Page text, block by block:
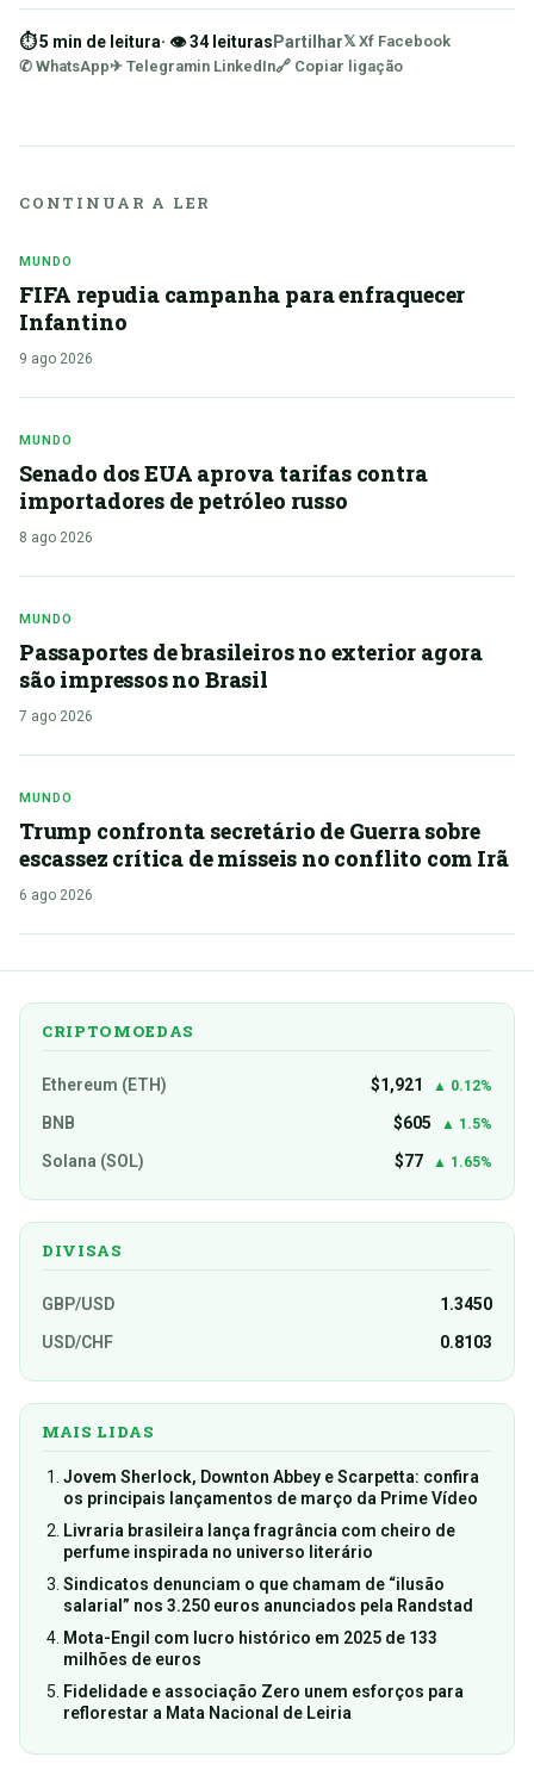
⏱ 5 min de leitura· 👁 34 leituras Partilhar𝕏 Xf Facebook
✆ WhatsApp✈ Telegramin LinkedIn🔗 Copiar ligação
CONTINUAR A LER
MUNDO
FIFA repudia campanha para enfraquecer
Infantino
9 ago 2026
MUNDO
Senado dos EUA aprova tarifas contra
importadores de petróleo russo
8 ago 2026
MUNDO
Passaportes de brasileiros no exterior agora
são impressos no Brasil
7 ago 2026
MUNDO
Trump confronta secretário de Guerra sobre
escassez crítica de mísseis no conflito com Irã
6 ago 2026
CRIPTOMOEDAS
Ethereum (ETH) $1,921 ▲ 0.12%
BNB $605 ▲ 1.5%
Solana (SOL) $77 ▲ 1.65%
DIVISAS
GBP/USD
1.3450
USD/CHF
0.8103
MAIS LIDAS
Jovem Sherlock, Downton Abbey e Scarpetta: confira
os principais lançamentos de março da Prime Vídeo
Livraria brasileira lança fragrância com cheiro de
perfume inspirada no universo literário
Sindicatos denunciam o que chamam de “ilusão
salarial” nos 3.250 euros anunciados pela Randstad
Mota-Engil com lucro histórico em 2025 de 133
milhões de euros
Fidelidade e associação Zero unem esforços para
reflorestar a Mata Nacional de Leiria